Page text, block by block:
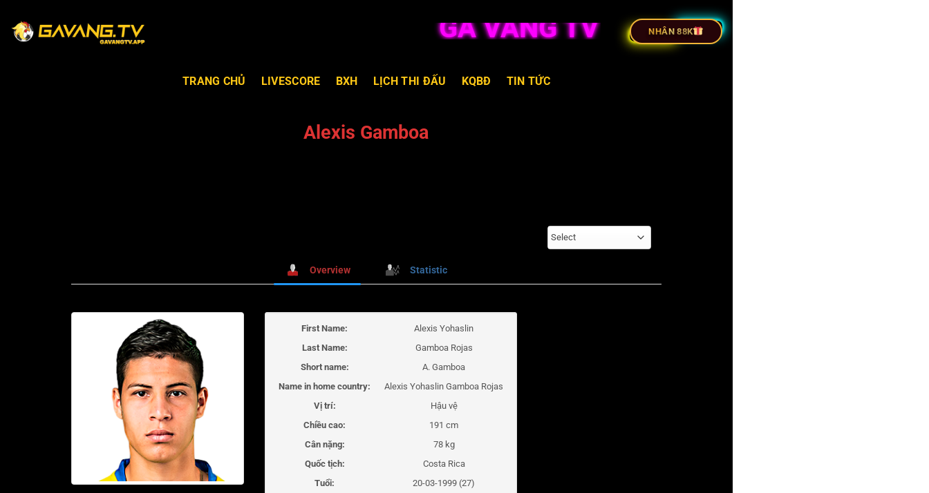
GÀ VÀNG TV TRỰC TIẾP BÓNG ĐÁ
NHÂN 88K
TRANG CHỦ LIVESCORE BXH LỊCH THI ĐẤU KQBĐ TIN TỨC
Alexis Gamboa
Select
Overview Statistic
First Name:
Alexis Yohaslin
Last Name:
Gamboa Rojas
Short name:
A. Gamboa
Name in home country:
Alexis Yohaslin Gamboa Rojas
Vị trí:
Hậu vệ
Chiều cao:
191 cm
Cân nặng:
78 kg
Quốc tịch:
Costa Rica
Tuổi:
20-03-1999 (27)